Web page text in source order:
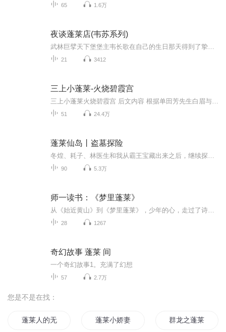
65 1.6万
夜谈蓬莱店(韦苏系列)
21 3412
三上小蓬莱-火烧碧霞宫
51 24.4万
蓬莱仙岛丨盗墓探险
90 5.3万
师一读书：《梦里蓬莱》
28 1267
奇幻故事 蓬莱 间
一个奇幻故事1。充满了幻想
57 2.7万
您是不是在找：
蓬莱人的无限之旅 蓬莱小娇妻 群龙之蓬莱功德